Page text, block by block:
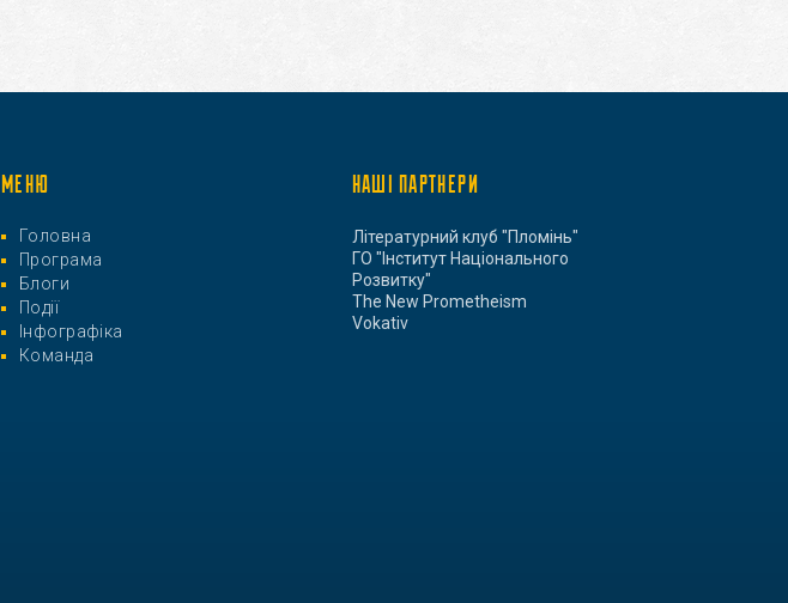
МЕНЮ
Головна
Програма
Блоги
Події
Інфографіка
Команда
НАШІ ПАРТНЕРИ
Літературний клуб "Пломінь"
ГО "Інститут Національного
Розвитку"
The New Prometheism
Vokativ